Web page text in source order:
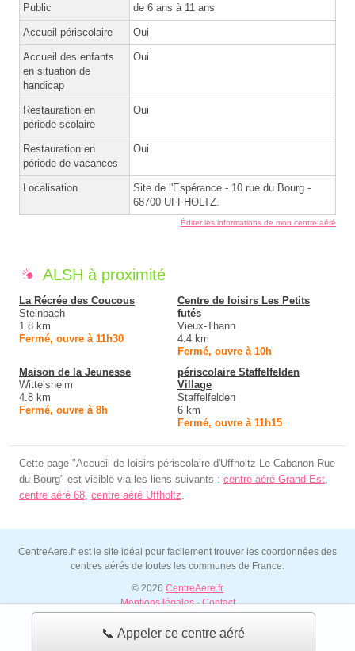
📞 Appeler ce centre aéré
Public de 6 ans à 11 ans
Accueil périscolaire Oui
Accueil des enfants
en situation de
handicap
Oui
Restauration en
période scolaire
Oui
Restauration en
période de vacances
Oui
Localisation
Site de l'Espérance - 10 rue du Bourg -
68700 UFFHOLTZ.
Éditer les informations de mon centre aéré
ALSH à proximité
La Récrée des Coucous
Steinbach
1.8 km
Fermé, ouvre à 11h30
Centre de loisirs Les Petits
futés
Vieux-Thann
4.4 km
Fermé, ouvre à 10h
Maison de la Jeunesse
Wittelsheim
4.8 km
Fermé, ouvre à 8h
périscolaire Staffelfelden
Village
Staffelfelden
6 km
Fermé, ouvre à 11h15
Cette page "Accueil de loisirs périscolaire d'Uffholtz Le Cabanon Rue
du Bourg" est visible via les liens suivants : centre aéré Grand-Est
centre aéré 68 centre aéré Uffholtz
CentreAere.fr est le site idéal pour facilement trouver les coordonnées des
centres aérés de toutes les communes de France.
© 2026 CentreAere.fr
Mentions légales-Contact